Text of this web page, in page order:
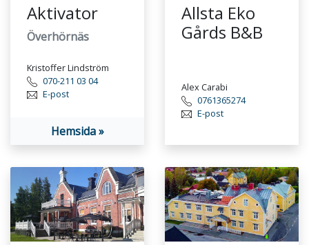
Aktivator
Överhörnäs
Kristoffer Lindström
070-211 03 04
E-post
Hemsida »
Allsta Eko
Gårds B&B
Alex Carabi
0761365274
E-post